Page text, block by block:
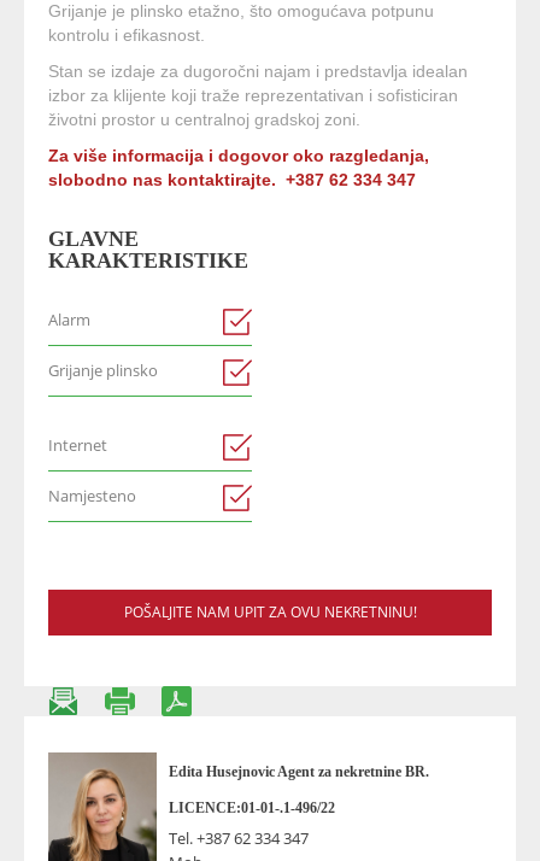
Grijanje je plinsko etažno, što omogućava potpunu
kontrolu i efikasnost.
Stan se izdaje za dugoročni najam i predstavlja idealan
izbor za klijente koji traže reprezentativan i sofisticiran
životni prostor u centralnoj gradskoj zoni.
Za više informacija i dogovor oko razgledanja,
slobodno nas kontaktirajte. +387 62 334 347
GLAVNE
KARAKTERISTIKE
Alarm
Grijanje plinsko
Internet
Namjesteno
POŠALJITE NAM UPIT ZA OVU NEKRETNINU!
Edita Husejnovic Agent za nekretnine BR.
LICENCE:01-01-.1-496/22
Tel.+387 62 334 347